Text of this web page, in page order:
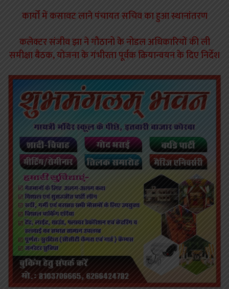
कार्यों में कसावट लाने पंचायत सचिव का हुआ स्थानांतरण
कलेक्टर संजीव झा ने गौठानो के नोडल अधिकारियों की ली
समीक्षा बैठक, योजना के गंभीरता पूर्वक क्रियान्वयन के दिए निर्देश